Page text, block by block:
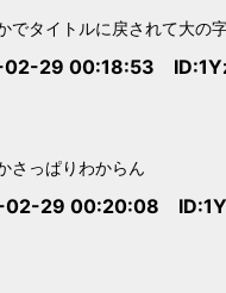
でタイトルに戻されて大の
29 00:18:53
さっぱりわからん
02-29 00:20:08